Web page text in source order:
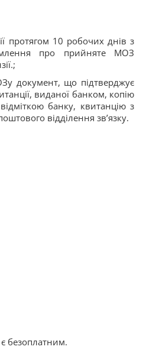
протягом 10 робочих днів з
про прийняте МОЗ
документ, що підтверджує
виданої банком, копію
банку, квитанцію з
відділення зв’язку.
безоплатним.